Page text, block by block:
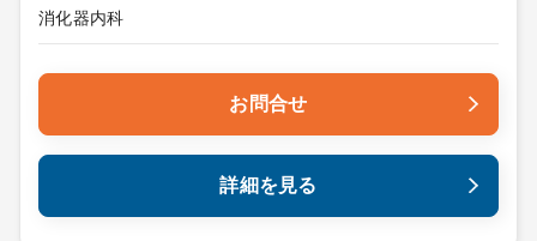
消化器内科
お問合せ
詳細を見る